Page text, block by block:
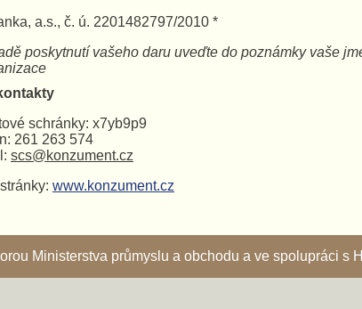
a.s., č. ú. 2201482797/2010 *
poskytnutí vašeho daru uveďte do poznámky
schránky: x7yb9p9
261 263 574
scs@konzument.cz
www.konzument.cz
Ministerstva průmyslu a obchodu a ve spolupráci s